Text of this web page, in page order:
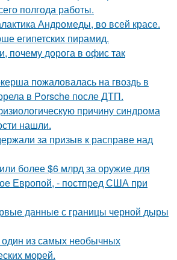
полгода работы.
Андромеды, во всей красе.
египетских пирамид.
почему дорога в офис так
пожаловалась на гвоздь в
в Porsche после ДТП.
причину синдрома
нашли.
за призыв к расправе над
более $6 млрд за оружие для
Европой, - постпред США при
данные с границы черной дыры
из самых необычных
морей.